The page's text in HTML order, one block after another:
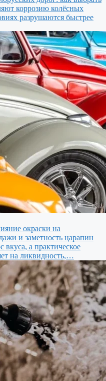
коррозию колёсных
разрушаются быстрее
окраски на
и заметность царапин
а практическое
на ликвидность,…